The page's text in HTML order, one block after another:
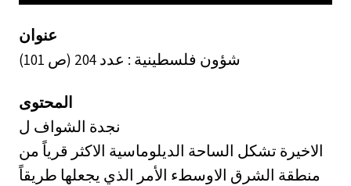
عنوان
شؤون فلسطينية : عدد 204 (ص 101)
المحتوى
نجدة الشواف ل
الاخيرة تشكل الساحة الديلوماسية الاكثر قرياً من
منطقة الشرق الاوسطء الأمر الذي يجعلها طريقاً